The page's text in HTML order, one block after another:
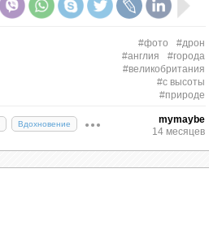
#фото
#дрон
#англия
#города
#великобритания
#с высоты
#природе
Вдохновение
mymaybe
14 месяцев